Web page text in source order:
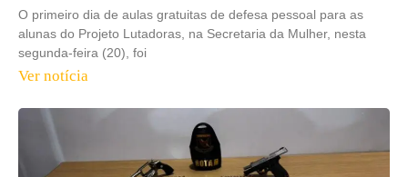
O primeiro dia de aulas gratuitas de defesa pessoal para as
alunas do Projeto Lutadoras, na Secretaria da Mulher, nesta
segunda-feira (20), foi
Ver notícia